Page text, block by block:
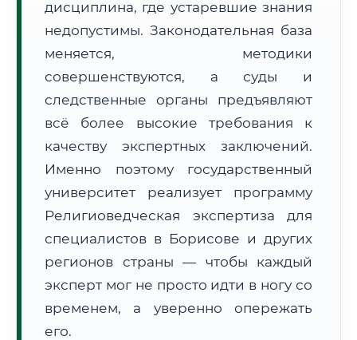
Формат учебы:
Дистанционно
🗺️ Зона обслуживания: г. Борисов
• Маршрут транзита: ~3 414 км
📜 Документы и аккредитация ФИС ФРДО
Нажмите на документ для увеличения и просмотра
дисциплина, где устаревшие знания
недопустимы. Законодательная база
меняется, методики
совершенствуются, а суды и
следственные органы предъявляют
всё более высокие требования к
качеству экспертных заключений.
Именно поэтому государственный
университет реализует программу
Религиоведческая экспертиза для
специалистов в Борисове и других
регионов страны — чтобы каждый
эксперт мог не просто идти в ногу со
временем, а уверенно опережать
его.